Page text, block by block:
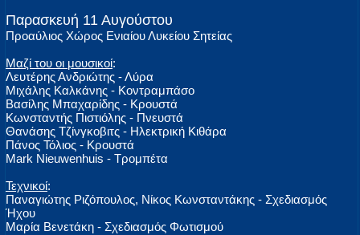
Παρασκευή 11 Αυγούστου
Προαύλιος Χώρος Ενιαίου Λυκείου Σητείας
Μαζί του οι μουσικοί:
Λευτέρης Ανδριώτης - Λύρα
Μιχάλης Καλκάνης - Κοντραμπάσο
Βασίλης Μπαχαρίδης - Κρουστά
Κωνσταντής Πιστιόλης - Πνευστά
Θανάσης Τζίνγκοβιτς - Ηλεκτρική Κιθάρα
Πάνος Τόλιος - Κρουστά
Mark Nieuwenhuis - Τρομπέτα
Τεχνικοί:
Παναγιώτης Ριζόπουλος, Νίκος Κωνσταντάκης - Σχεδιασμός
Ήχου
Μαρία Βενετάκη - Σχεδιασμός Φωτισμού